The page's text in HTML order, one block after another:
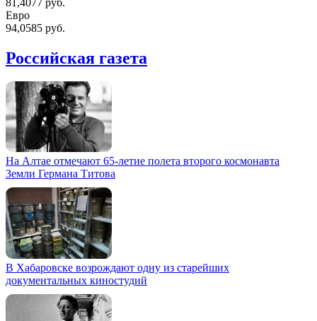
Евро
94,0585 руб.
Российская газета
На Алтае отмечают 65-летие полета второго космонавта
Земли Германа Титова
В Хабаровске возрождают одну из старейших
документальных киностудий